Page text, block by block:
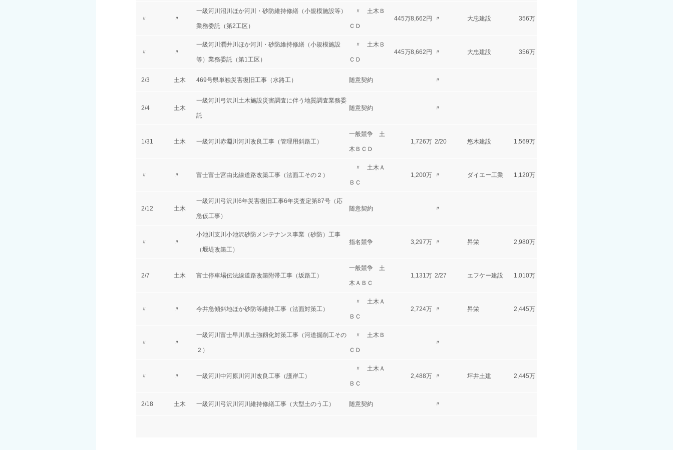
〃 〃
一級河川沼川ほか河川・砂防維持修繕（小規模施設等）
業務委託（第2工区）
〃 土木Ｂ
ＣＤ
445万8,662円 〃 大忠建設 356万
〃 〃
一級河川潤井川ほか河川・砂防維持修繕（小規模施設
等）業務委託（第1工区）
〃 土木Ｂ
ＣＤ
445万8,662円 〃 大忠建設 356万
2/3 土木 469号県単独災害復旧工事（水路工） 随意契約 〃
2/4 土木
一級河川弓沢川土木施設災害調査に伴う地質調査業務委
託
随意契約 〃
1/31 土木 一級河川赤淵川河川改良工事（管理用斜路工）
一般競争 土
木ＢＣＤ
1,726万 2/20 悠木建設 1,569万
〃 〃 富士富士宮由比線道路改築工事（法面工その２）
〃 土木Ａ
ＢＣ
1,200万 〃 ダイエー工業 1,120万
2/12 土木
一級河川弓沢川6年災害復旧工事6年災査定第87号（応
急仮工事）
随意契約 〃
〃 〃
小池川支川小池沢砂防メンテナンス事業（砂防）工事
（堰堤改築工）
指名競争 3,297万 〃 昇栄 2,980万
2/7 土木 富士停車場伝法線道路改築附帯工事（坂路工）
一般競争 土
木ＡＢＣ
1,131万 2/27 エフケー建設 1,010万
〃 〃 今井急傾斜地ほか砂防等維持工事（法面対策工）
〃 土木Ａ
ＢＣ
2,724万 〃 昇栄 2,445万
〃 〃
一級河川富士早川県土強靱化対策工事（河道掘削工その
２）
〃 土木Ｂ
ＣＤ
〃
〃 〃 一級河川中河原川河川改良工事（護岸工）
〃 土木Ａ
ＢＣ
2,488万 〃 坪井土建 2,445万
2/18 土木 一級河川弓沢川河川維持修繕工事（大型土のう工） 随意契約 〃